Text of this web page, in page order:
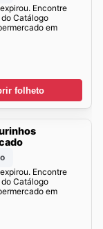
Encontre
Catálogo
em
folheto
Encontre
Catálogo
em